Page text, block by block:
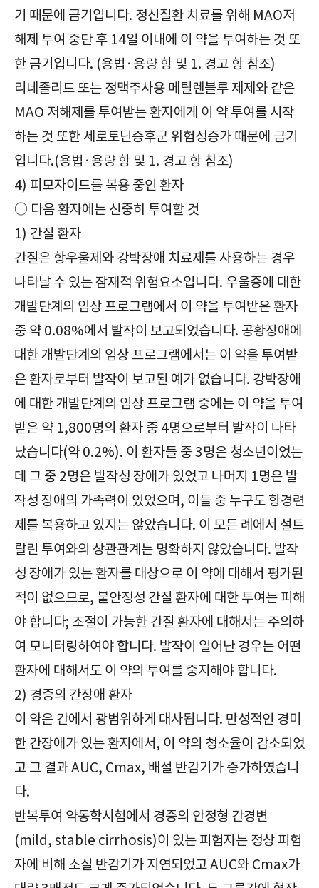
기 때문에 금기입니다. 정신질환 치료를 위해 MAO저
해제 투여 중단 후 14일 이내에 이 약을 투여하는 것 또
한 금기입니다. (용법·용량 항 및 1. 경고 항 참조)
리네졸리드 또는 정맥주사용 메틸렌블루 제제와 같은
MAO 저해제를 투여받는 환자에게 이 약 투여를 시작
하는 것 또한 세로토닌증후군 위험성증가 때문에 금기
입니다.(용법·용량 항 및 1. 경고 항 참조)
4) 피모자이드를 복용 중인 환자
○ 다음 환자에는 신중히 투여할 것
1) 간질 환자
간질은 항우울제와 강박장애 치료제를 사용하는 경우
나타날 수 있는 잠재적 위험요소입니다. 우울증에 대한
개발단계의 임상 프로그램에서 이 약을 투여받은 환자
중 약 0.08%에서 발작이 보고되었습니다. 공황장애에
대한 개발단계의 임상 프로그램에서는 이 약을 투여받
은 환자로부터 발작이 보고된 예가 없습니다. 강박장애
에 대한 개발단계의 임상 프로그램 중에는 이 약을 투여
받은 약 1,800명의 환자 중 4명으로부터 발작이 나타
났습니다(약 0.2%). 이 환자들 중 3명은 청소년이었는
데 그 중 2명은 발작성 장애가 있었고 나머지 1명은 발
작성 장애의 가족력이 있었으며, 이들 중 누구도 항경련
제를 복용하고 있지는 않았습니다. 이 모든 례에서 설트
랄린 투여와의 상관관계는 명확하지 않았습니다. 발작
성 장애가 있는 환자를 대상으로 이 약에 대해서 평가된
적이 없으므로, 불안정성 간질 환자에 대한 투여는 피해
야 합니다; 조절이 가능한 간질 환자에 대해서는 주의하
여 모니터링하여야 합니다. 발작이 일어난 경우는 어떤
환자에 대해서도 이 약의 투여를 중지해야 합니다.
2) 경증의 간장애 환자
이 약은 간에서 광범위하게 대사됩니다. 만성적인 경미
한 간장애가 있는 환자에서, 이 약의 청소율이 감소되었
고 그 결과 AUC, Cmax, 배설 반감기가 증가하였습니
다.
반복투여 약동학시험에서 경증의 안정형 간경변
(mild, stable cirrhosis)이 있는 피험자는 정상 피험
자에 비해 소실 반감기가 지연되었고 AUC와 Cmax가